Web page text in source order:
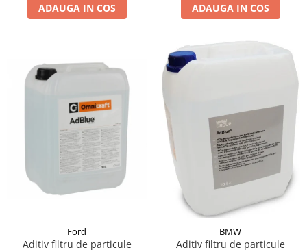
Suporti si placi prindere
ADAUGA IN COS ADAUGA IN COS
Ford
Aditiv filtru de particule
BMW
Aditiv filtru de particule